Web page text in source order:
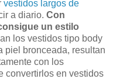
vestidos largos de
a diario. Con
un estilo
los vestidos tipo body
piel bronceada, resultan
con los
convertirlos en vestidos